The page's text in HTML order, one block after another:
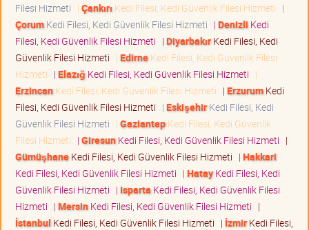
Filesi Hizmeti | Çankırı Kedi Filesi, Kedi Güvenlik Filesi Hizmeti |
ÇorumKedi Filesi, Kedi Güvenlik Filesi Hizmeti | Denizli Kedi
Filesi, Kedi Güvenlik Filesi Hizmeti | DiyarbakırKedi Filesi, Kedi
Güvenlik Filesi Hizmeti | EdirneKedi Filesi, Kedi Güvenlik Filesi
Hizmeti | Elazığ Kedi Filesi, Kedi Güvenlik Filesi Hizmeti |
ErzincanKedi Filesi, Kedi Güvenlik Filesi Hizmeti | ErzurumKedi
Filesi, Kedi Güvenlik Filesi Hizmeti | EskişehirKedi Filesi, Kedi
Güvenlik Filesi Hizmeti | GaziantepKedi Filesi, Kedi Güvenlik
Filesi Hizmeti | GiresunKedi Filesi, Kedi Güvenlik Filesi Hizmeti |
GümüşhaneKedi Filesi, Kedi Güvenlik Filesi Hizmeti | Hakkari
Kedi Filesi, Kedi Güvenlik Filesi Hizmeti | HatayKedi Filesi, Kedi
Güvenlik Filesi Hizmeti | Isparta Kedi Filesi, Kedi Güvenlik Filesi
Hizmeti | MersinKedi Filesi, Kedi Güvenlik Filesi Hizmeti |
İstanbul Kedi Filesi, Kedi Güvenlik Filesi Hizmeti | İzmirKedi Filesi,